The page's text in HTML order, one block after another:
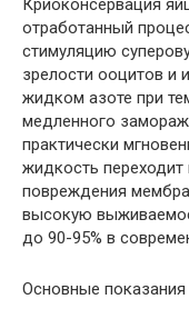
Криоконсервация
отработанный
стимуляцию
зрелости ооцитов и
жидком азоте при
медленного
практически
жидкость переходит
повреждения
высокую
до 90-95% в
Основные